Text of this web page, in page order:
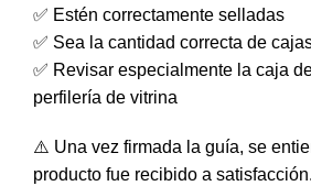
✅ Estén correctamente selladas
✅ Sea la cantidad correcta de
✅ Revisar especialmente la caja
perfilería de vitrina
⚠️ Una vez firmada la guía, se
producto fue recibido a satisfacción.